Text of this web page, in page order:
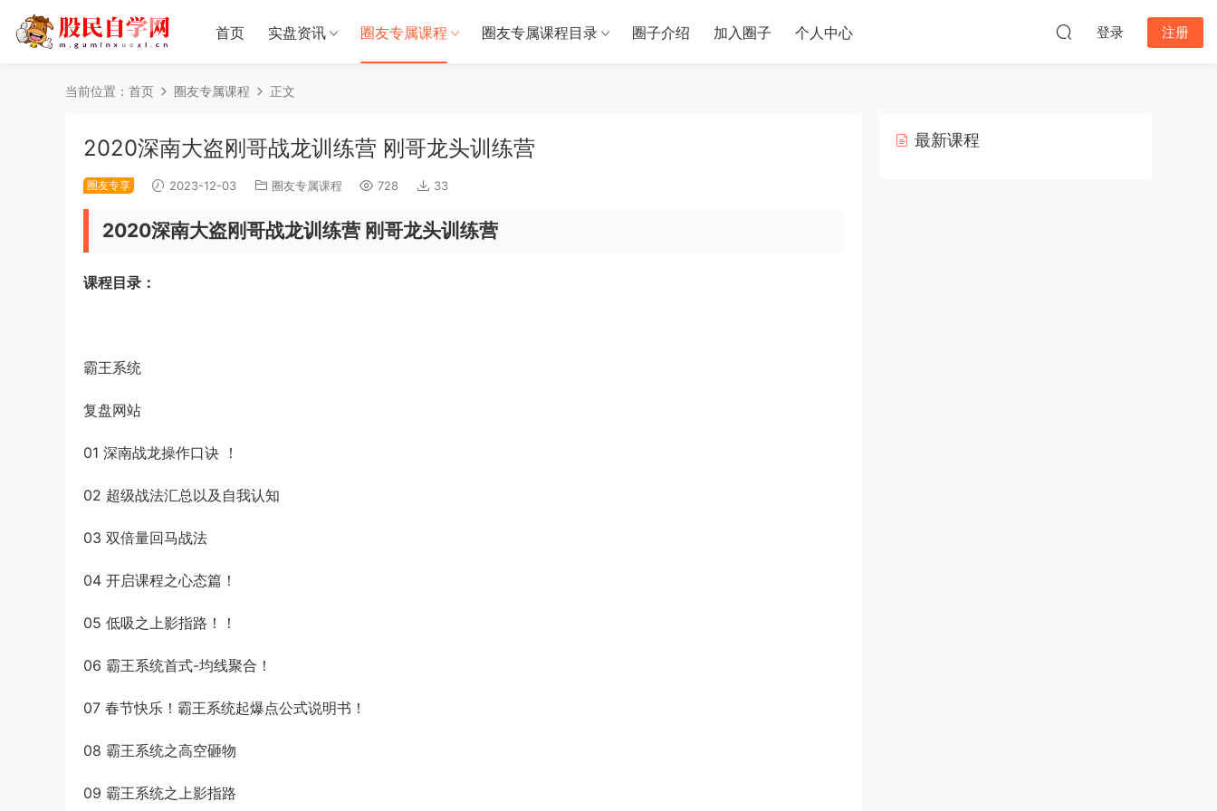
首页 实盘资讯 圈友专属课程 圈友专属课程目录 圈子介绍 加入圈子 个人中心 登录 注册
当前位置： 首页 圈友专属课程 正文
2020深南大盗刚哥战龙训练营 刚哥龙头训练营
圈友专享 2023-12-03 圈友专属课程 728 33
2020深南大盗刚哥战龙训练营 刚哥龙头训练营
课程目录：
霸王系统
复盘网站
01 深南战龙操作口诀 ！
02 超级战法汇总以及自我认知
03 双倍量回马战法
04 开启课程之心态篇！
05 低吸之上影指路！！
06 霸王系统首式-均线聚合！
07 春节快乐！霸王系统起爆点公式说明书！
08 霸王系统之高空砸物
09 霸王系统之上影指路
最新课程